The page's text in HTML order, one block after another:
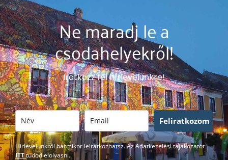
Ne maradj le a
csodahelyekről!
Iratkozz fel hírlevelünkre!
Feliratkozom
Hírlevelünkről bármikor leiratkozhatsz. Az Adatkezelési tájákozatót
ITTtudod elolvasni.